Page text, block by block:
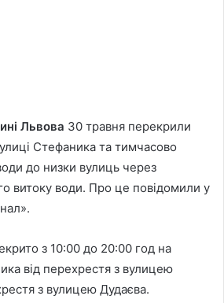
Львова 30 травня перекрили
Стефаника та тимчасово
до низки вулиць через
витоку води. Про це повідомили у
з 10:00 до 20:00 год на
від перехрестя з вулицею
з вулицею Дудаєва.